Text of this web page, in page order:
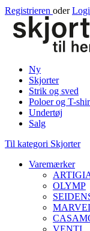
Registrieren oder
Ny
Skjorter
Strik og sved
Poloer og T-
Undertøj
Salg
Til kategori Skjorter
Varemærker
OLYMP
VENTI